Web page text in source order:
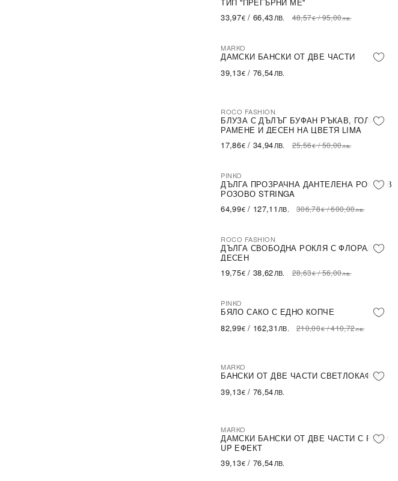
33,97€ /66,43ЛВ. 48,57€/95,00лв.
MARKO
ДАМСКИ БАНСКИ ОТ ДВЕ ЧАСТИ
39,13€ /76,54ЛВ.
-30%
ROCO FASHION
БЛУЗА С ДЪЛЪГ БУФАН РЪКАВ, ГОЛИ
РАМЕНЕ И ДЕСЕН НА ЦВЕТЯ LIMA
17,86€ /34,94ЛВ. 25,56€/50,00лв.
-79% SALE
PINKO
ДЪЛГА ПРОЗРАЧНА ДАНТЕЛЕНА РОКЛЯ В
РОЗОВО STRINGA
64,99€ / 127,11 ЛВ. 306,78€/600,00лв.
-31%
ROCO FASHION
ДЪЛГА СВОБОДНА РОКЛЯ С ФЛОРАЛЕН
ДЕСЕН
19,75€ /38,62ЛВ. 28,63€/56,00лв.
-60% SALE
PINKO
БЯЛО САКО С ЕДНО КОПЧЕ
82,99€ / 162,31 ЛВ. 210,00€/410,72лв.
MARKO
БАНСКИ ОТ ДВЕ ЧАСТИ СВЕТЛОКАФЯВ
39,13€ /76,54ЛВ.
MARKO
ДАМСКИ БАНСКИ ОТ ДВЕ ЧАСТИ С PUSH
UP ЕФЕКТ
39,13€ /76,54ЛВ.